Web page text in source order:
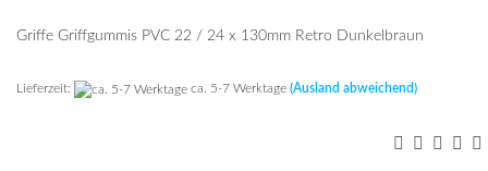
Grif­fe Griff­gum­mis PVC 22 / 24 x 130mm Retro Dun­kel­braun
Lieferzeit: ca. 5-7 Werktage (Ausland abweichend)